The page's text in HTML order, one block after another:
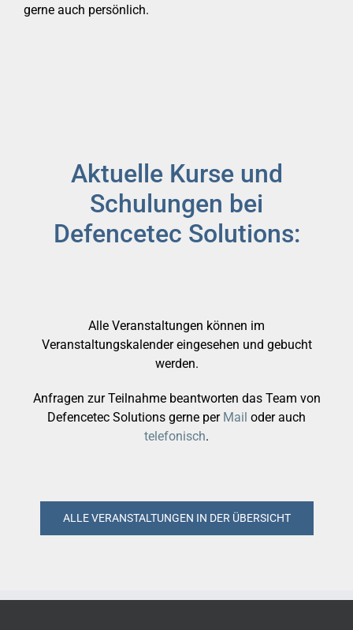
gerne auch persönlich.
Aktuelle Kurse und
Schulungen bei
Defencetec Solutions:
Alle Veranstaltungen können im
Veranstaltungskalender eingesehen und gebucht
werden.
Anfragen zur Teilnahme beantworten das Team von
Defencetec Solutions gerne per Mail oder auch
telefonisch.
ALLE VERANSTALTUNGEN IN DER ÜBERSICHT